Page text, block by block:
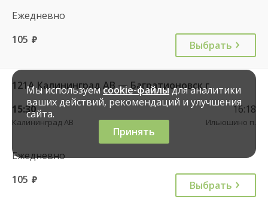
Ежедневно
105 руб. Выбрать
121А Калининград АВ — Багратионовск г.
15:30
Калининград АВ
16:18
Ильюшино п.
Ежедневно
105 руб. Выбрать
Мы используемcookie-файлыдля аналитики
ваших действий, рекомендаций и улучшения
сайта.
Принять